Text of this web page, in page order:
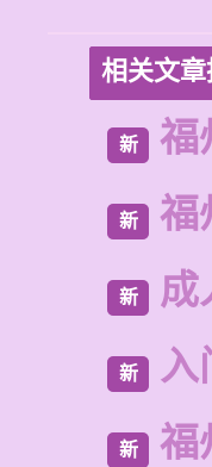
相关文
新 福
新 福
新 成
新 入
新 福